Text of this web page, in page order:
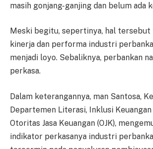
masih gonjang-ganjing dan belum ada
Meski begitu, sepertinya, hal tersebut
kinerja dan performa industri
menjadi loyo. Sebaliknya, perbankan
perkasa.
Dalam keterangannya, man Santosa,
Departemen Literasi, Inklusi
Otoritas Jasa Keuangan (OJK),
indikator perkasanya industri